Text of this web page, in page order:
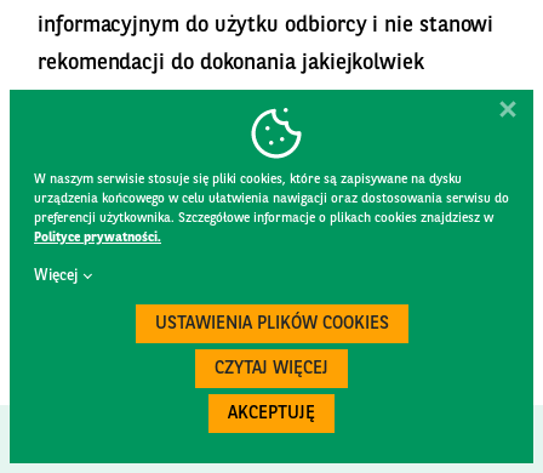
informacyjnym do użytku odbiorcy i nie stanowi
rekomendacji do dokonania jakiejkolwiek
Pobierz plik: 20231005_FA
Flash_2023_wrzesień_DISTRIBUTION
(1).pdf
BNP Paribas Bank Polska S.A.
KREDYTOMAT
W naszym serwisie stosuje się pliki cookies, które są zapisywane na dysku
urządzenia końcowego w celu ułatwienia nawigacji oraz dostosowania serwisu do
preferencji użytkownika. Szczegółowe informacje o plikach cookies znajdziesz w
Polityce prywatności.
Więcej
USTAWIENIA PLIKÓW COOKIES
CZYTAJ WIĘCEJ
AKCEPTUJĘ